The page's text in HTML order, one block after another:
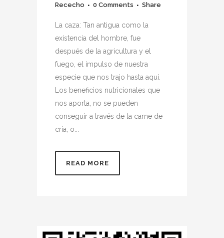
Rececho
0 Comments Share
La caza: Tan antigua como la
existencia del hombre, fue
después de la agricultura y el
fuego, el impulso de nuestra
especie que nos trajo hasta aquí.
Los beneficios nutricionales que
nos aporta, no se pueden
conseguir a través de la carne de
cría, o...
READ MORE